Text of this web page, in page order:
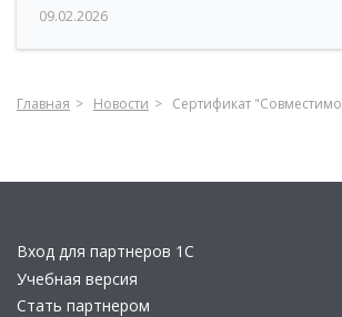
09.02.2026
Главная Новости Сертификат "Совместимо
Вход для партнеров 1С
Учебная версия
Стать партнером